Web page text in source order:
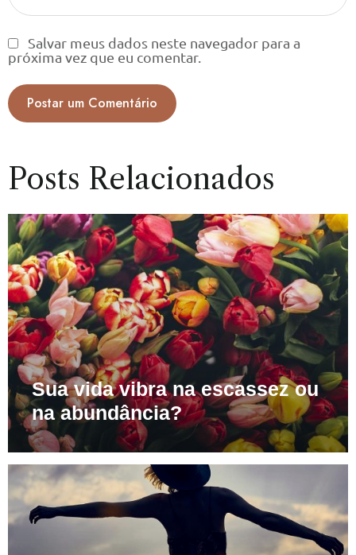
Salvar meus dados neste navegador para a
próxima vez que eu comentar.
Posts Relacionados
Sua vida vibra na escassez ou
na abundância?